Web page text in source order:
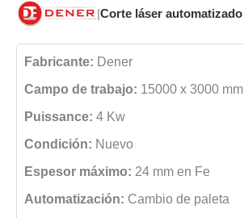
|Corte láser automatizado
Fabricante: Dener
Campo de trabajo: 15000 x 3000 mm
Puissance: 4 Kw
Condición: Nuevo
Espesor máximo: 24 mm en Fe
Automatización: Cambio de paleta